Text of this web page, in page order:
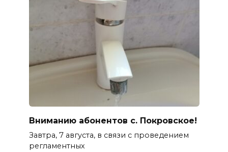
Вниманию абонентов с. Покровское!
Завтра, 7 августа, в связи с проведением
регламентных